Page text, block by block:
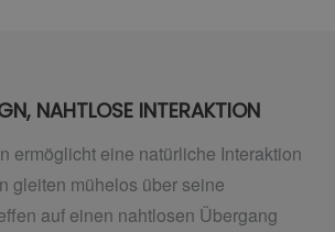
NAHTLOSE INTERAKTION
ermöglicht eine natürliche Interaktion
gleiten mühelos über seine
auf einen nahtlosen Übergang